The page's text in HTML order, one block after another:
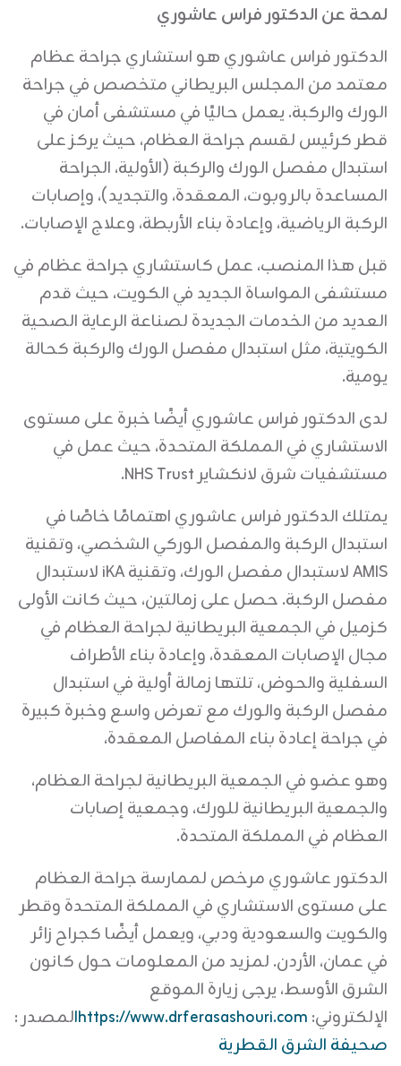
لمحة عن الدكتور فراس عاشوري
الدكتور فراس عاشوري هو استشاري جراحة عظام
معتمد من المجلس البريطاني متخصص في جراحة
الورك والركبة. يعمل حاليًا في مستشفى أمان في
قطر كرئيس لقسم جراحة العظام، حيث يركز على
استبدال مفصل الورك والركبة (الأولية، الجراحة
المساعدة بالروبوت، المعقدة، والتجديد)، وإصابات
الركبة الرياضية، وإعادة بناء الأربطة، وعلاج الإصابات.
قبل هذا المنصب، عمل كاستشاري جراحة عظام في
مستشفى المواساة الجديد في الكويت، حيث قدم
العديد من الخدمات الجديدة لصناعة الرعاية الصحية
الكويتية، مثل استبدال مفصل الورك والركبة كحالة
يومية.
لدى الدكتور فراس عاشوري أيضًا خبرة على مستوى
الاستشاري في المملكة المتحدة، حيث عمل في
مستشفيات شرق لانكشاير NHS Trust.
يمتلك الدكتور فراس عاشوري اهتمامًا خاصًا في
استبدال الركبة والمفصل الوركي الشخصي، وتقنية
AMIS لاستبدال مفصل الورك، وتقنية iKA لاستبدال
مفصل الركبة. حصل على زمالتين، حيث كانت الأولى
كزميل في الجمعية البريطانية لجراحة العظام في
مجال الإصابات المعقدة، وإعادة بناء الأطراف
السفلية والحوض، تلتها زمالة أولية في استبدال
مفصل الركبة والورك مع تعرض واسع وخبرة كبيرة
في جراحة إعادة بناء المفاصل المعقدة،
وهو عضو في الجمعية البريطانية لجراحة العظام،
والجمعية البريطانية للورك، وجمعية إصابات
العظام في المملكة المتحدة.
الدكتور عاشوري مرخص لممارسة جراحة العظام
على مستوى الاستشاري في المملكة المتحدة وقطر
والكويت والسعودية ودبي، ويعمل أيضًا كجراح زائر
في عمان، الأردن. لمزيد من المعلومات حول كانون
الشرق الأوسط، يرجى زيارة الموقع
الإلكتروني:
المصدر :
صحيفة الشرق القطرية